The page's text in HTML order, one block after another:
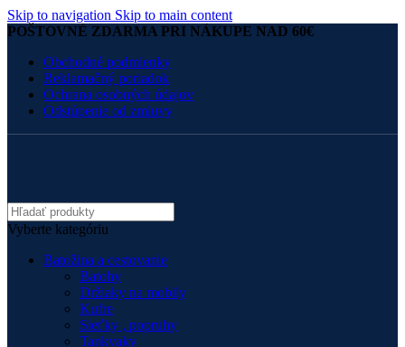
Skip to navigation Skip to main content
POŠTOVNÉ ZDARMA PRI NÁKUPE NAD 60€
Obchodné podmienky
Reklamačný poriadok
Ochrana osobných údajov
Odstúpenie od zmluvy
Vyberte kategóriu
Batožina a cestovanie
Batohy
Držiaky na mobily
Kufre
Sieťky , popruhy
Tankvaky